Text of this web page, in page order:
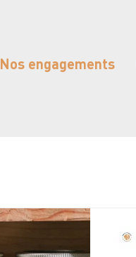
Nos engagements